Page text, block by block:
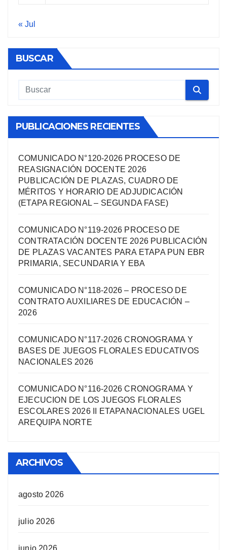
« Jul
BUSCAR
PUBLICACIONES RECIENTES
COMUNICADO N°120-2026 PROCESO DE
REASIGNACIÓN DOCENTE 2026
PUBLICACIÓN DE PLAZAS, CUADRO DE
MÉRITOS Y HORARIO DE ADJUDICACIÓN
(ETAPA REGIONAL – SEGUNDA FASE)
COMUNICADO N°119-2026 PROCESO DE
CONTRATACIÓN DOCENTE 2026 PUBLICACIÓN
DE PLAZAS VACANTES PARA ETAPA PUN EBR
PRIMARIA, SECUNDARIA Y EBA
COMUNICADO N°118-2026 – PROCESO DE
CONTRATO AUXILIARES DE EDUCACIÓN –
2026
COMUNICADO N°117-2026 CRONOGRAMA Y
BASES DE JUEGOS FLORALES EDUCATIVOS
NACIONALES 2026
COMUNICADO N°116-2026 CRONOGRAMA Y
EJECUCION DE LOS JUEGOS FLORALES
ESCOLARES 2026 II ETAPANACIONALES UGEL
AREQUIPA NORTЕ
ARCHIVOS
agosto 2026
julio 2026